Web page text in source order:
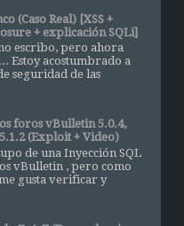
(Caso Real) [XSS +
+ explicación SQLi]
escribo, pero ahora
Estoy acostumbrado a
seguridad de las
foros vBulletin 5.0.4,
(Exploit + Video)
de una Inyección SQL
vBulletin , pero como
gusta verificar y